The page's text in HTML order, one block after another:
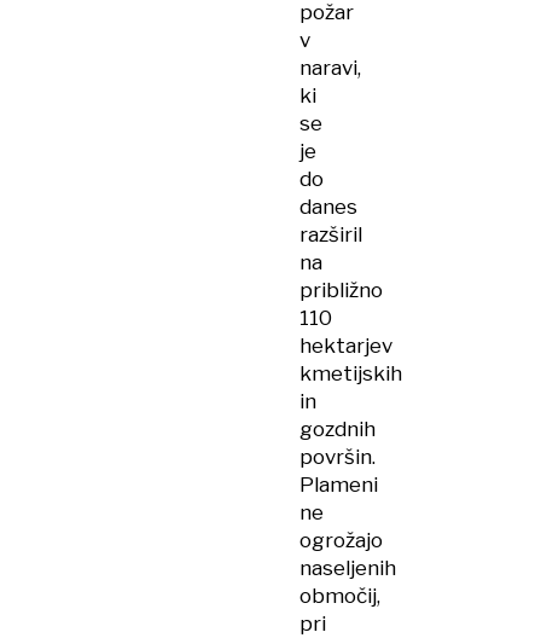
požar
v
naravi,
ki
se
je
do
danes
razširil
na
približno
110
hektarjev
kmetijskih
in
gozdnih
površin.
Plameni
ne
ogrožajo
naseljenih
območij,
pri